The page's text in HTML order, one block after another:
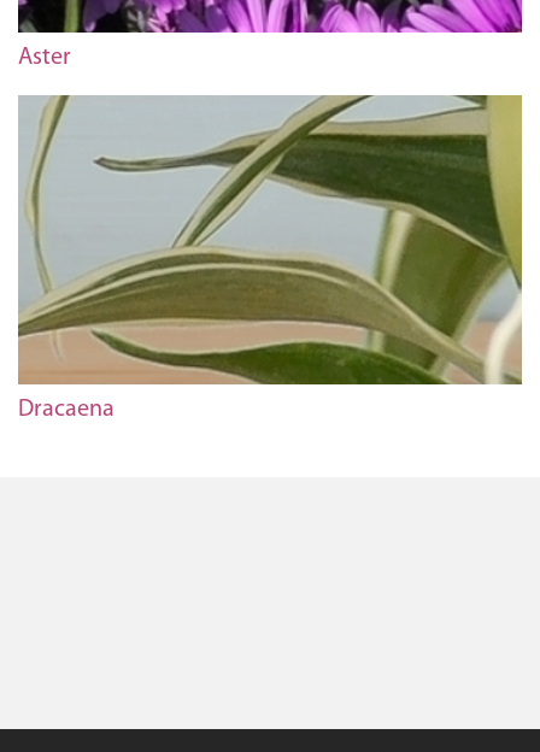
Aster
Dracaena